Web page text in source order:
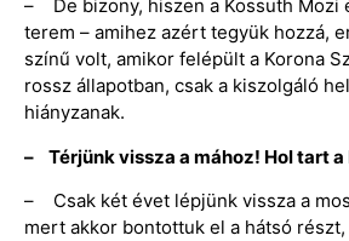
– De bizony, hiszen a Kossuth Mozi
terem – amihez azért tegyük hozzá,
színű volt, amikor felépült a Korona
rossz állapotban, csak a kiszolgáló
hiányzanak.
– Térjünk vissza a mához! Hol tart a
– Csak két évet lépjünk vissza a
mert akkor bontottuk el a hátsó részt,